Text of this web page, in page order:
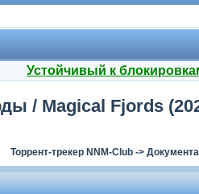
Устойчивый к
/ Magical Fjords
Торрент-трекер NNM-Club ->